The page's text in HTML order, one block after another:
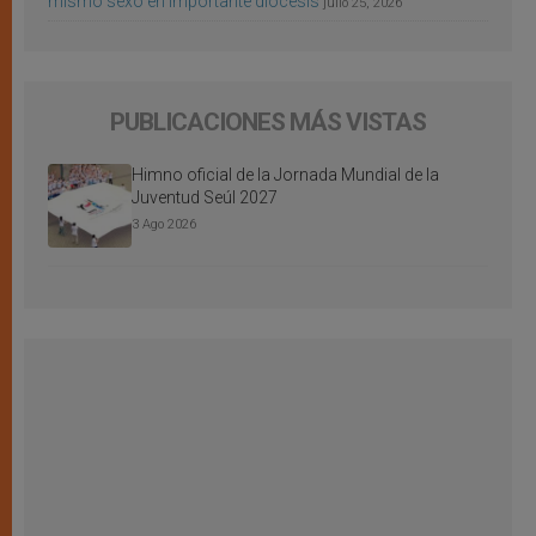
julio 25, 2026
PUBLICACIONES MÁS VISTAS
Himno oficial de la Jornada Mundial de la
Juventud Seúl 2027
3 Ago 2026